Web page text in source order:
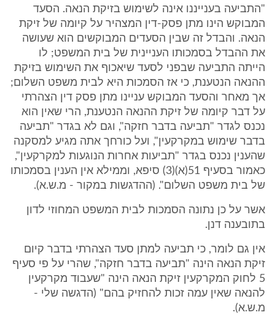
"התביעה בענייננו אינה לשימוש בזיקת הנאה. הסעד
המבוקש הינו מתן פסק-דין המצהיר על קיומה של זיקת
הנאה. והבדל זה שבין הסעדים המבוקשים הוא שעושה
את ההבדל בסמכותו העניינית של בית המשפט; לו
הייתה התביעה שבפני לסעד שיאכוף את השימוש בזיקת
ההנאה הנטענת, כי אז הסמכות היא לבית משפט השלום;
אך מאחר והסעד המבוקש עניינו מתן פסק דין הצהרתי
על דבר קיומה של זיקת ההנאה הנטענת, הרי שאין הוא
נכנס לגדר "תביעה בדבר חזקה", וגם לא בגדר "תביעה
בדבר שימוש במקרקעין", ועל כורחך אתה מגיע למסקנה
שהענין נכנס בגדר "תביעות אחרות הנוגעות למקרקעין",
כאמור בסעיף 51(א)(3) סיפא, וממילא אין הענין בסמכותו
של בית משפט השלום". (ההדגשות במקור - מ.ש.א).
אשר על כן נתונה הסמכות לבית המשפט המחוזי לדון
בתובענה דנן.
אין גם לומר, כי תביעה למתן סעד הצהרתי בדבר קיום
זיקת הנאה הינה "תביעה בדבר חזקה", שהרי על פי סעיף
5 לחוק המקרקעין זיקת הנאה הינה "שעבוד מקרקעין
להנאה שאין עמה זכות להחזיק בהם" (הדגשה שלי -
מ.ש.א).